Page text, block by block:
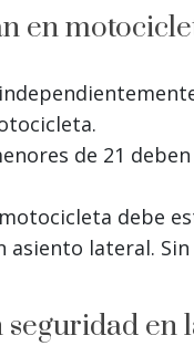
en
de 21
debe
lateral.
en